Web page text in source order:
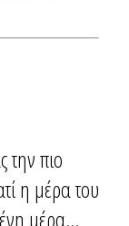
την πιο
η μέρα του
μέρα...